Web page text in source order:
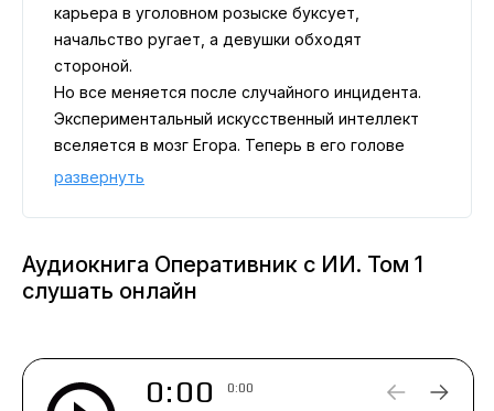
карьера в уголовном розыске буксует,
начальство ругает, а девушки обходят
стороной.
Но все меняется после случайного инцидента.
Экспериментальный искусственный интеллект
вселяется в мозг Егора. Теперь в его голове
живёт цифровая девушка Иби — умная, ехидная
И вместе они раскроют больше, чем весь отдел.
ни стало хотят избавится от Фомина.
развернуть
Аудиокнига Оперативник с ИИ. Том 1
слушать онлайн
0:00 0:00